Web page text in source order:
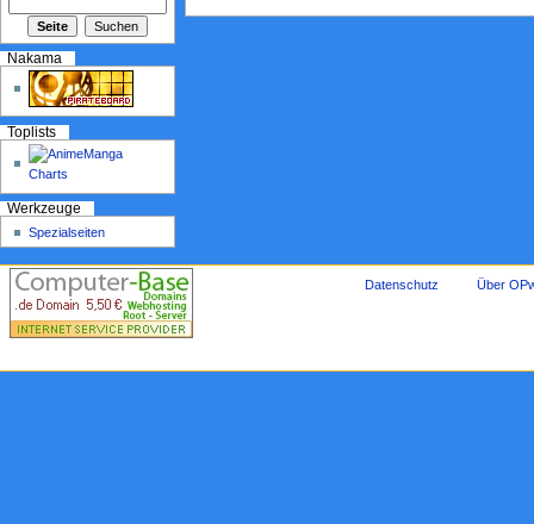
Nakama
Toplists
Werkzeuge
Spezialseiten
Datenschutz Über